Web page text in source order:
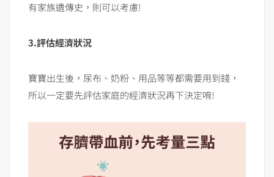
有家族遺傳史，則可以考慮!
3.評估經濟狀況
寶寶出生後，尿布、奶粉、用品等等都需要用到錢，
所以一定要先評估家庭的經濟狀況再下決定唷!